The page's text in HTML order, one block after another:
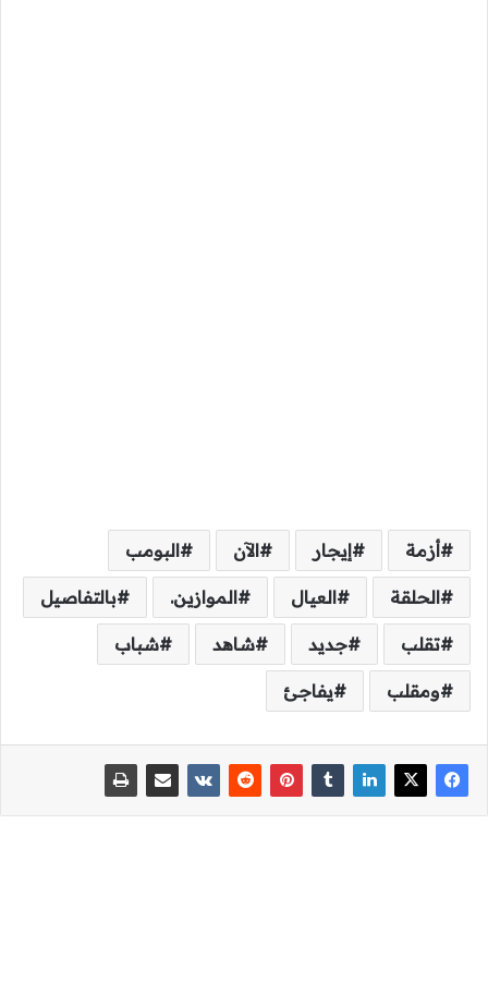
أزمة إيجار الآن البومب
الحلقة العيال الموازين. بالتفاصيل
تقلب جديد شاهد شباب
ومقلب يفاجئ